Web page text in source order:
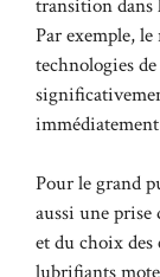
transition dans
Par exemple,
technologies
Pour le grand
aussi une prise
et du choix des